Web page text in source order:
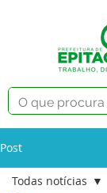
Post
Todas notícias